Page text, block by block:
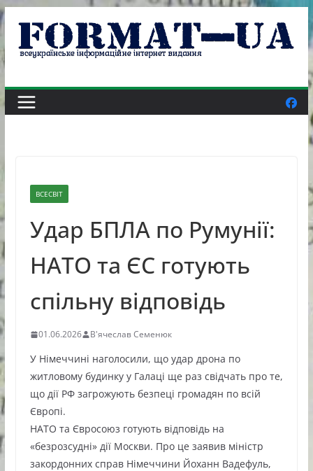
Skip
content
ВСЕСВІТ
Удар БПЛА по Румунії:
НАТО та ЄС готують
спільну відповідь
01.06.2026 В'ячеслав Семенюк
У Німеччині наголосили, що удар дрона по
житловому будинку у Галаці ще раз свідчать про те,
що дії РФ загрожують безпеці громадян по всій
Європі.
НАТО та Євросоюз готують відповідь на
«безрозсудні» дії Москви. Про це заявив міністр
закордонних справ Німеччини Йоханн Вадефуль,